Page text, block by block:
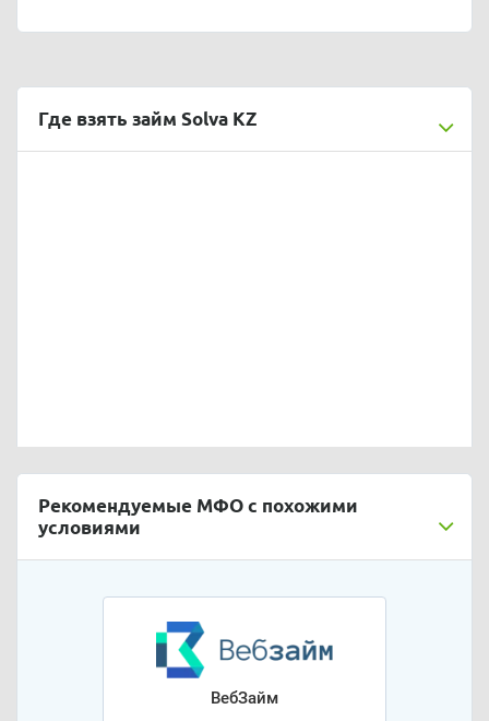
Где взять займ Solva KZ
Рекомендуемые МФО с похожими
условиями
ВебЗайм